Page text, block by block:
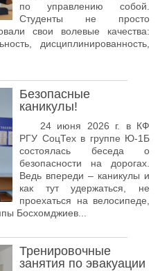
по управлению собой.
Студенты не просто
свои волевые качества:
дисциплинированность,
Безопасные
каникулы!
24 июня 2026 г. в КФ
РГУ СоцТех в группе Ю-1Б
состоялась беседа о
безопасности на дорогах.
Ведь впереди – каникулы и
как тут удержаться, не
проехаться на велосипеде,
Босхомджиев...
Тренировочные
занятия по эвакуации